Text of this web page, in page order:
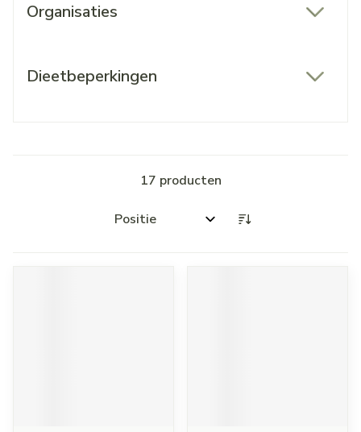
Organisaties
Dieetbeperkingen
17 producten
Sorteer op: